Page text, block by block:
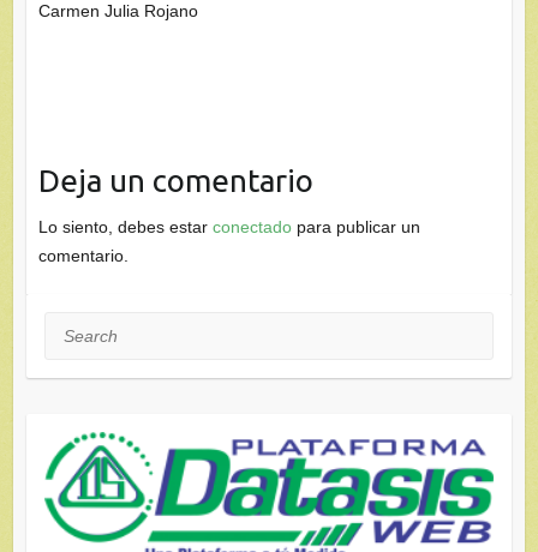
Carmen Julia Rojano
Deja un comentario
Lo siento, debes estar conectadopara publicar un
comentario.
Search